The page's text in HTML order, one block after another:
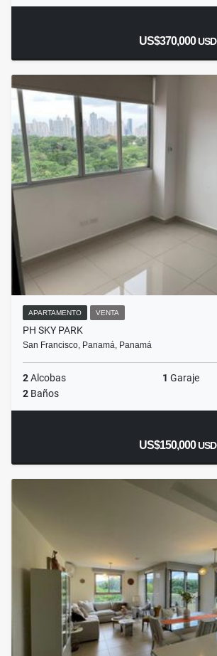
US$370,000USD
APARTAMENTO VENTA
PH SKY PARK
San Francisco, Panamá, Panamá
2Alcobas 1 Garaje
2 Baños
US$150,000USD